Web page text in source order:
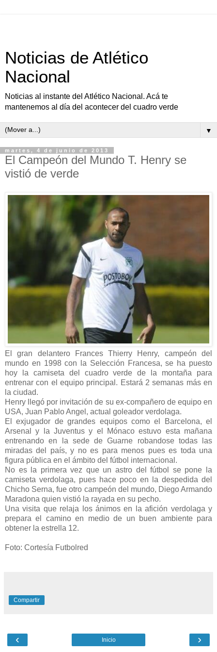
Noticias de Atlético
Nacional
Noticias al instante del Atlético Nacional. Acá te
mantenemos al día del acontecer del cuadro verde
▼
martes, 4 de junio de 2013
El Campeón del Mundo T. Henry se
vistió de verde
El gran delantero Frances Thierry Henry, campeón del
mundo en 1998 con la Selección Francesa, se ha puesto
hoy la camiseta del cuadro verde de la montaña para
entrenar con el equipo principal. Estará 2 semanas más en
la ciudad.
Henry llegó por invitación de su ex-compañero de equipo en
USA, Juan Pablo Angel, actual goleador verdolaga.
El exjugador de grandes equipos como el Barcelona, el
Arsenal y la Juventus y el Mónaco estuvo esta mañana
entrenando en la sede de Guarne robandose todas las
miradas del país, y no es para menos pues es toda una
figura pública en el ámbito del fútbol internacional.
No es la primera vez que un astro del fútbol se pone la
camiseta verdolaga, pues hace poco en la despedida del
Chicho Serna, fue otro campeón del mundo, Diego Armando
Maradona quien vistió la rayada en su pecho.
Una visita que relaja los ánimos en la afición verdolaga y
prepara el camino en medio de un buen ambiente para
obtener la estrella 12.
Foto: Cortesía Futbolred
Compartir
‹ ›
Inicio